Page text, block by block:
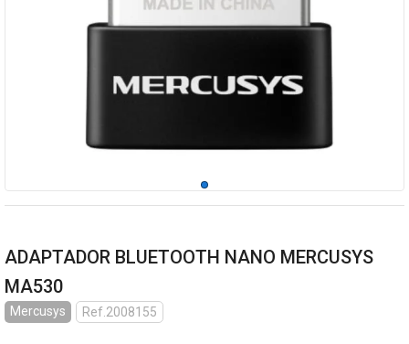
ADAPTADOR BLUETOOTH NANO MERCUSYS
MA530
Mercusys Ref.2008155